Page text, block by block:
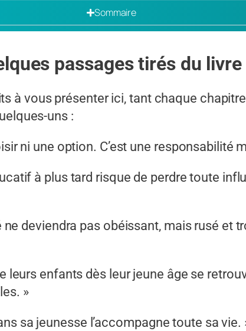
Sommaire
passages tirés du livre
à vous présenter ici, tant chaque
uns :
ni une option. C’est une responsabilité
à plus tard risque de perdre toute
ne deviendra pas obéissant, mais rusé et
leurs enfants dès leur jeune âge se
»
sa jeunesse l’accompagne toute sa vie.